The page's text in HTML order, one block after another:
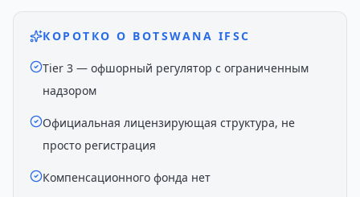
КОРОТКО О BOTSWANA IFSC
Tier 3 — офшорный регулятор с ограниченным
надзором
Официальная лицензирующая структура, не
просто регистрация
Компенсационного фонда нет